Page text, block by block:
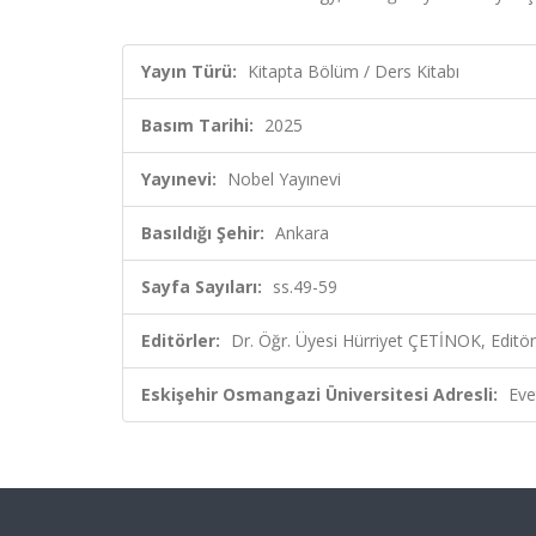
Yayın Türü: Kitapta Bölüm / Ders Kitabı
Basım Tarihi: 2025
Yayınevi: Nobel Yayınevi
Basıldığı Şehir: Ankara
Sayfa Sayıları: ss.49-59
Editörler: Dr. Öğr. Üyesi Hürriyet ÇETİNOK, Editör
Eskişehir Osmangazi Üniversitesi Adresli: